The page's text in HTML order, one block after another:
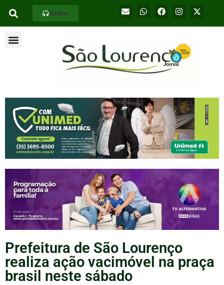
Rádios
Prefeitura de São Lourenço
realiza ação vacimóvel na praça
brasil neste sábado